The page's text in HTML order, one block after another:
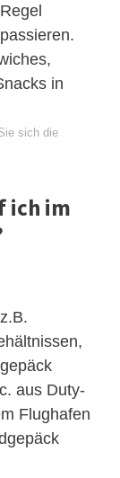
in
sich die
ich im
aus Duty-
Flughafen